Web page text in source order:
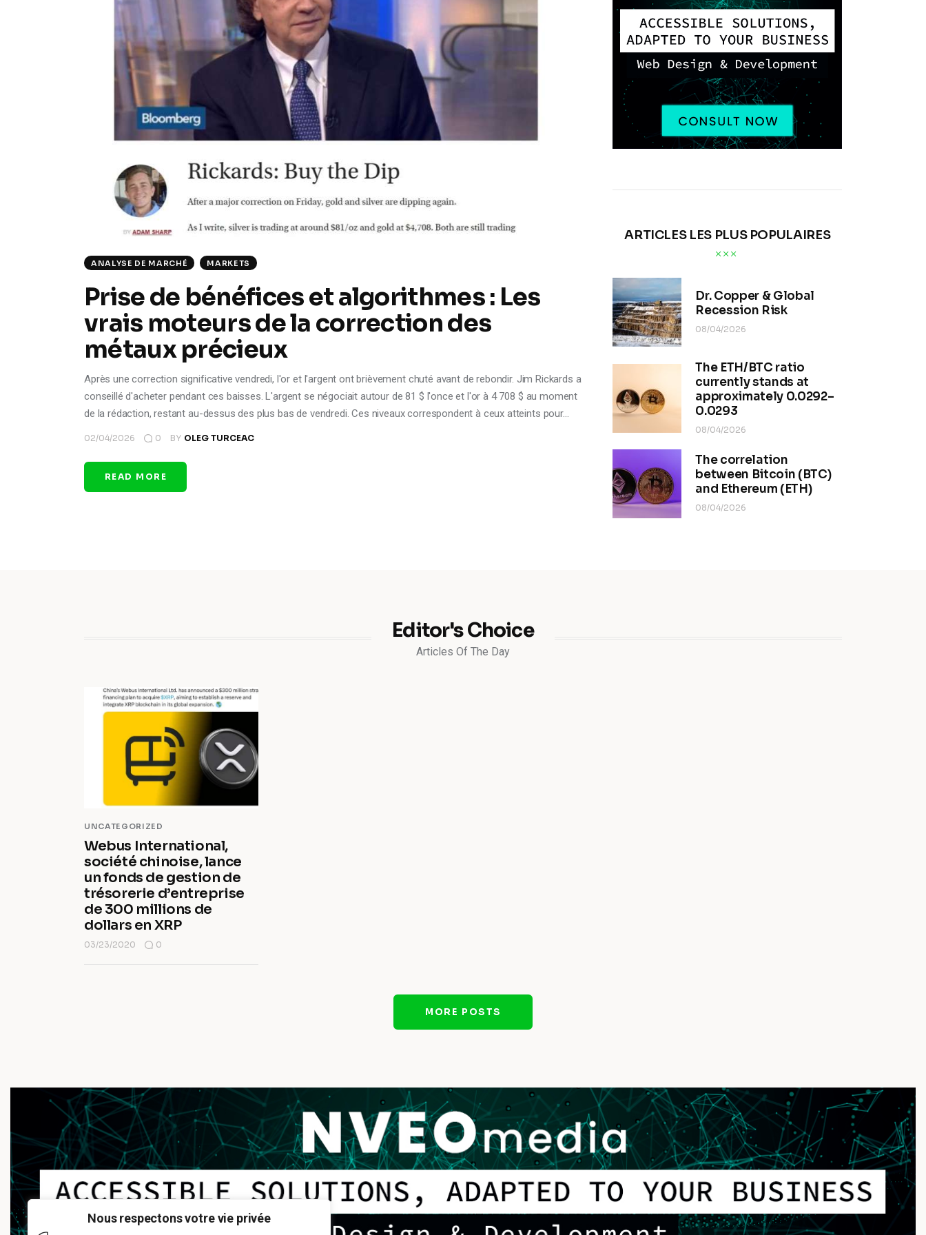
Nous respectons votre vie privée
ANALYSE DE MARCHÉ MARKETS
Prise de bénéfices et algorithmes : Les
vrais moteurs de la correction des
métaux précieux
Après une correction significative vendredi, l'or et l'argent ont brièvement chuté avant de rebondir. Jim Rickards a
conseillé d'acheter pendant ces baisses. L'argent se négociait autour de 81 $ l'once et l'or à 4 708 $ au moment
de la rédaction, restant au-dessus des plus bas de vendredi. Ces niveaux correspondent à ceux atteints pour…
02/04/2026 0 BY OLEG TURCEAC
READ MORE
ARTICLES LES PLUS POPULAIRES
Dr. Copper & Global
Recession Risk
08/04/2026
The ETH/BTC ratio
currently stands at
approximately 0.0292–
0.0293
08/04/2026
The correlation
between Bitcoin (BTC)
and Ethereum (ETH)
08/04/2026
Editor's Choice
Articles Of The Day
UNCATEGORIZED
Webus International,
société chinoise, lance
un fonds de gestion de
trésorerie d’entreprise
de 300 millions de
dollars en XRP
03/23/2020 0
MORE POSTS